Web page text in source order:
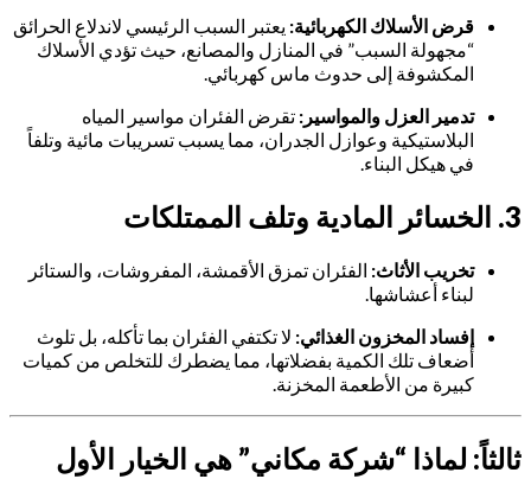
قرض الأسلاك الكهربائية: يعتبر السبب الرئيسي لاندلاع الحرائق
“مجهولة السبب” في المنازل والمصانع، حيث تؤدي الأسلاك
المكشوفة إلى حدوث ماس كهربائي.
تدمير العزل والمواسير: تقرض الفئران مواسير المياه
البلاستيكية وعوازل الجدران، مما يسبب تسريبات مائية وتلفاً
في هيكل البناء.
3. الخسائر المادية وتلف الممتلكات
تخريب الأثاث: الفئران تمزق الأقمشة، المفروشات، والستائر
لبناء أعشاشها.
إفساد المخزون الغذائي: لا تكتفي الفئران بما تأكله، بل تلوث
أضعاف تلك الكمية بفضلاتها، مما يضطرك للتخلص من كميات
كبيرة من الأطعمة المخزنة.
ثالثاً: لماذا “شركة مكاني” هي الخيار الأول